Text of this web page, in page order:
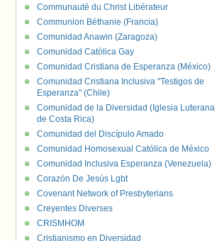
Communauté du Christ Libérateur
Communion Béthanie (Francia)
Comunidad Anawin (Zaragoza)
Comunidad Católica Gay
Comunidad Cristiana de Esperanza (México)
Comunidad Cristiana Inclusiva "Testigos de
Esperanza" (Chile)
Comunidad de la Diversidad (Iglesia Luterana
de Costa Rica)
Comunidad del Discípulo Amado
Comunidad Homosexual Católica de México
Comunidad Inclusiva Esperanza (Venezuela)
Corazón De Jesús Lgbt
Covenant Network of Presbyterians
Creyentes Diverses
CRISMHOM
Cristianismo en Diversidad